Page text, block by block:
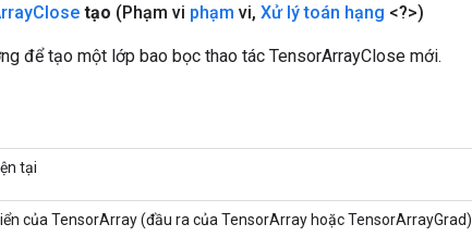
Close tạo (Phạm vi phạm vi, Xử lý toán hạng <?>)
để tạo một lớp bao bọc thao tác TensorArrayClose mới.
tại
của TensorArray (đầu ra của TensorArray hoặc TensorArrayGrad).